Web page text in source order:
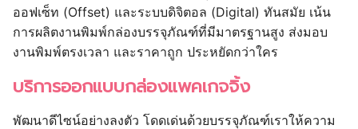
ออฟเซ็ท (Offset) และระบบดิจิตอล (Digital) ทันสมัย เน้น
การผลิตงานพิมพ์กล่องบรรจุภัณฑ์ที่มีมาตรฐานสูง ส่งมอบ
งานพิมพ์ตรงเวลา และราคาถูก ประหยัดกว่าใคร
บริการออกแบบกล่องแพคเกจจิ้ง
พัฒนาดีไซน์อย่างลงตัว โดดเด่นด้วยบรรจุภัณฑ์เราให้ความ